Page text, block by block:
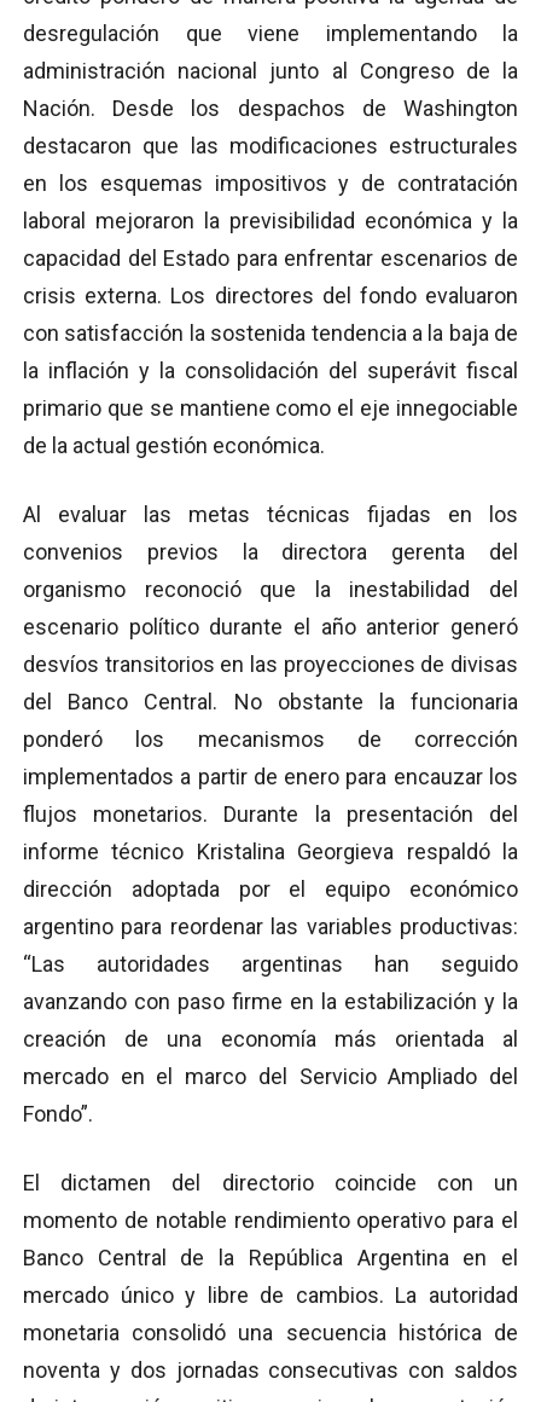
desregulación que viene implementando la
administración nacional junto al Congreso de la
Nación. Desde los despachos de Washington
destacaron que las modificaciones estructurales
en los esquemas impositivos y de contratación
laboral mejoraron la previsibilidad económica y la
capacidad del Estado para enfrentar escenarios de
crisis externa. Los directores del fondo evaluaron
con satisfacción la sostenida tendencia a la baja de
la inflación y la consolidación del superávit fiscal
primario que se mantiene como el eje innegociable
de la actual gestión económica.
Al evaluar las metas técnicas fijadas en los
convenios previos la directora gerenta del
organismo reconoció que la inestabilidad del
escenario político durante el año anterior generó
desvíos transitorios en las proyecciones de divisas
del Banco Central. No obstante la funcionaria
ponderó los mecanismos de corrección
implementados a partir de enero para encauzar los
flujos monetarios. Durante la presentación del
informe técnico Kristalina Georgieva respaldó la
dirección adoptada por el equipo económico
argentino para reordenar las variables productivas:
“Las autoridades argentinas han seguido
avanzando con paso firme en la estabilización y la
creación de una economía más orientada al
mercado en el marco del Servicio Ampliado del
Fondo”.
El dictamen del directorio coincide con un
momento de notable rendimiento operativo para el
Banco Central de la República Argentina en el
mercado único y libre de cambios. La autoridad
monetaria consolidó una secuencia histórica de
noventa y dos jornadas consecutivas con saldos